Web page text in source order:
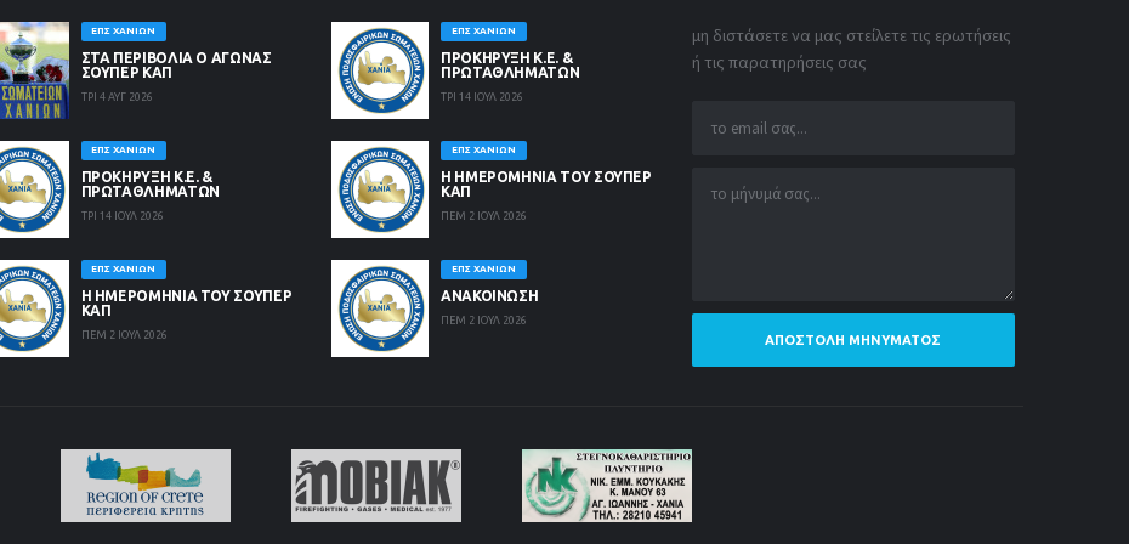
ΕΠΣ ΧΑΝΊΩΝ
ΣΤΑ ΠΕΡΙΒΟΛΙΑ Ο ΑΓΩΝΑΣ
ΣΟΥΠΕΡ ΚΑΠ
ΤΡΙ 4 ΑΥΓ 2026
ΕΠΣ ΧΑΝΊΩΝ
ΠΡΟΚΗΡΥΞΗ Κ.Ε. &
ΠΡΩΤΑΘΛΗΜΑΤΩΝ
ΤΡΙ 14 ΙΟΥΛ 2026
ΕΠΣ ΧΑΝΊΩΝ
Η ΗΜΕΡΟΜΗΝΙΑ ΤΟΥ ΣΟΥΠΕΡ
ΚΑΠ
ΠΕΜ 2 ΙΟΥΛ 2026
ΕΠΣ ΧΑΝΊΩΝ
ΠΡΟΚΗΡΥΞΗ Κ.Ε. &
ΠΡΩΤΑΘΛΗΜΑΤΩΝ
ΤΡΙ 14 ΙΟΥΛ 2026
ΕΠΣ ΧΑΝΊΩΝ
Η ΗΜΕΡΟΜΗΝΙΑ ΤΟΥ ΣΟΥΠΕΡ
ΚΑΠ
ΠΕΜ 2 ΙΟΥΛ 2026
ΕΠΣ ΧΑΝΊΩΝ
ΑΝΑΚΟΙΝΩΣΗ
ΠΕΜ 2 ΙΟΥΛ 2026
μη διστάσετε να μας στείλετε τις ερωτήσεις
ή τις παρατηρήσεις σας
ΑΠΟΣΤΟΛΉ ΜΗΝΎΜΑΤΟΣ